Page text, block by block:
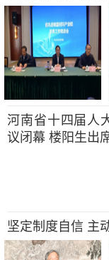
河南省十四届人
议闭幕 楼阳生出
坚定制度自信 主